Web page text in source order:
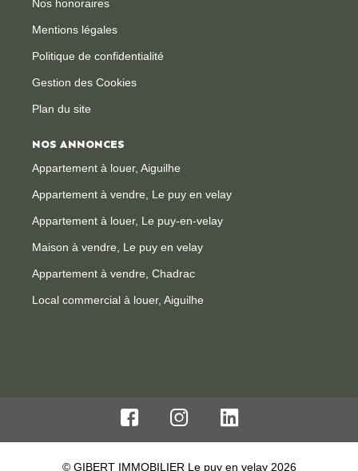
Nos honoraires
Mentions légales
Politique de confidentialité
Gestion des Cookies
Plan du site
NOS ANNONCES
Appartement à louer, Aiguilhe
Appartement à vendre, Le puy en velay
Appartement à louer, Le puy-en-velay
Maison à vendre, Le puy en velay
Appartement à vendre, Chadrac
Local commercial à louer, Aiguilhe
© GIBERT IMMOBILIER Le puy en velay 2026